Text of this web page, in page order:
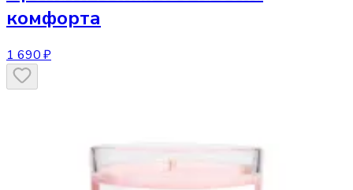
комфорта
1 690 ₽